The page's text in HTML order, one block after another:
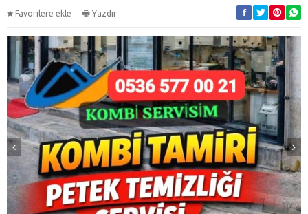
Favorilere ekle Yazdır